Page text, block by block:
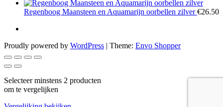
Regenboog Maansteen en Aquamarijn oorbellen zilver €26.50
Proudly powered by WordPress | Theme: Envo Shopper
Selecteer minstens 2 producten
om te vergelijken